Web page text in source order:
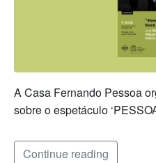
A Casa Fernando Pessoa
sobre o espetáculo
Continue reading